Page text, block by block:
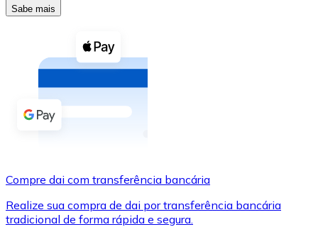
Cupons cripto
Comprar com dinheiro
Comprar com transferência bancária
Cartão de crédito / débito
Sabe mais
Compre dai com transferência bancária
Realize sua compra de dai por transferência bancária
tradicional de forma rápida e segura.